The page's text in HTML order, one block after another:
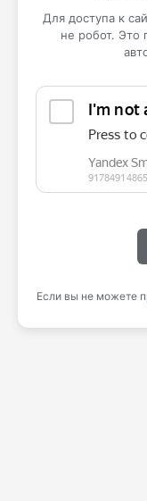
Для доступа к
не робот. Это
Если вы не можете